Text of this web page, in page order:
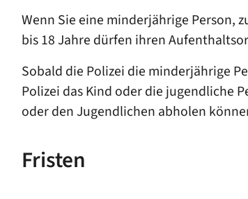
Wenn Sie eine minderjährige Person,
bis 18 Jahre dürfen ihren
Sobald die Polizei die minderjährige
Polizei das Kind oder die jugendliche
oder den Jugendlichen abholen
Fristen